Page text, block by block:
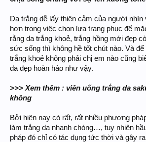
Da trắng dễ lấy thiện cảm của người nhìn
hơn trong việc chọn lựa trang phục để
rằng da trắng khoẻ, trắng hồng mới đẹp
sức sống thì không hề tốt chút nào. Và
trắng khoẻ không phải chị em nào cũng
da đẹp hoàn hảo như vậy.
>>> Xem thêm : viên uống trắng da
không
Bởi hiện nay có rất, rất nhiều phương
làm trắng da nhanh chóng…, tuy nhiên
pháp đó chỉ có tác dụng tức thời và gây